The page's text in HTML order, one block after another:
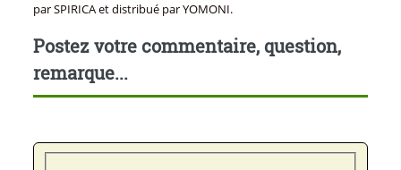
par SPIRICA et distribué par YOMONI.
Postez votre commentaire, question,
remarque...